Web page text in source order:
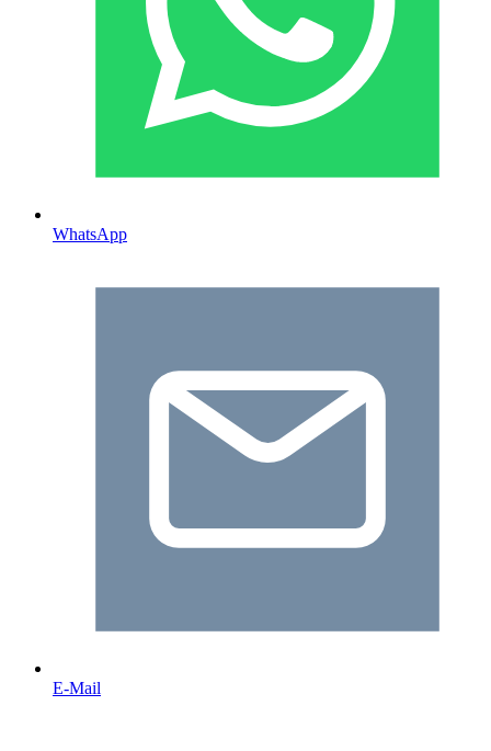
WhatsApp
E-Mail